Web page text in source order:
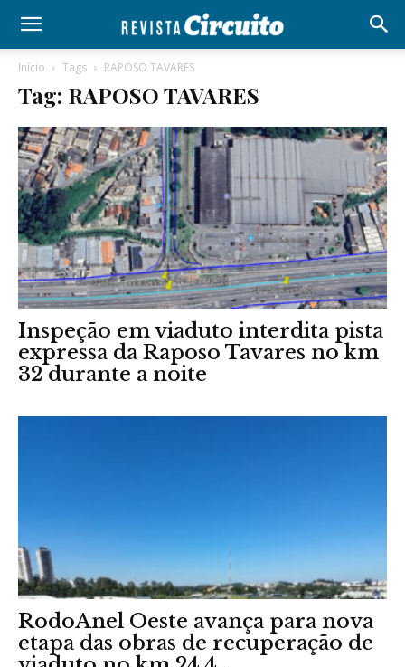
Início Tags RAPOSO TAVARES
Tag: RAPOSO TAVARES
Inspeção em viaduto interdita pista
expressa da Raposo Tavares no km
32 durante a noite
RodoAnel Oeste avança para nova
etapa das obras de recuperação de